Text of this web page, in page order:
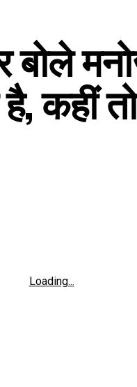
बोले
कहीं
Loading...